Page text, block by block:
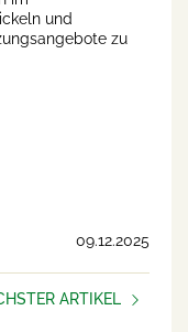
und
zu
09.12.2025
ARTIKEL